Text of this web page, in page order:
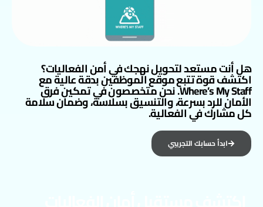
هل أنت مستعد لتحويل نهجك في أمن الفعاليات؟
اكتشف قوة تتبع موقع الموظفين بدقة عالية مع
Where’s My Staff. نحن متخصصون في تمكين فرق
الأمان للرد بسرعة، والتنسيق بسلاسة، وضمان سلامة
كل مشارك في الفعالية.
ابدأ حسابك التجريبي